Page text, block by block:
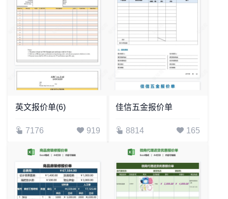
英文报价单(6)
7176 919
佳信五金报价单
8814 165